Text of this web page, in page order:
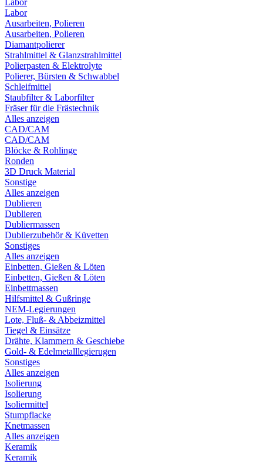
Labor
Labor
Ausarbeiten, Polieren
Ausarbeiten, Polieren
Diamantpolierer
Strahlmittel & Glanzstrahlmittel
Polierpasten & Elektrolyte
Polierer, Bürsten & Schwabbel
Schleifmittel
Staubfilter & Laborfilter
Fräser für die Frästechnik
Alles anzeigen
CAD/CAM
CAD/CAM
Blöcke & Rohlinge
Ronden
3D Druck Material
Sonstige
Alles anzeigen
Dublieren
Dublieren
Dubliermassen
Dublierzubehör & Küvetten
Sonstiges
Alles anzeigen
Einbetten, Gießen & Löten
Einbetten, Gießen & Löten
Einbettmassen
Hilfsmittel & Gußringe
NEM-Legierungen
Lote, Fluß- & Abbeizmittel
Tiegel & Einsätze
Drähte, Klammern & Geschiebe
Gold- & Edelmetalllegierugen
Sonstiges
Alles anzeigen
Isolierung
Isolierung
Isoliermittel
Stumpflacke
Knetmassen
Alles anzeigen
Keramik
Keramik